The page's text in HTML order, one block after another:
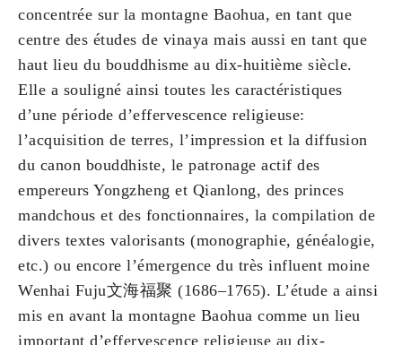
concentrée sur la montagne Baohua, en tant que
centre des études de vinaya mais aussi en tant que
haut lieu du bouddhisme au dix-huitième siècle.
Elle a souligné ainsi toutes les caractéristiques
d’une période d’effervescence religieuse:
l’acquisition de terres, l’impression et la diffusion
du canon bouddhiste, le patronage actif des
empereurs Yongzheng et Qianlong, des princes
mandchous et des fonctionnaires, la compilation de
divers textes valorisants (monographie, généalogie,
etc.) ou encore l’émergence du très influent moine
Wenhai Fuju文海福聚 (1686–1765). L’étude a ainsi
mis en avant la montagne Baohua comme un lieu
important d’effervescence religieuse au dix-